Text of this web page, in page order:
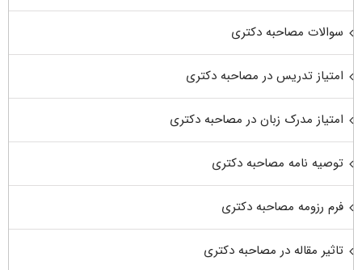
سوالات مصاحبه دکتری
امتیاز تدریس در مصاحبه دکتری
امتیاز مدرک زبان در مصاحبه دکتری
توصیه نامه مصاحبه دکتری
فرم رزومه مصاحبه دکتری
تاثیر مقاله در مصاحبه دکتری